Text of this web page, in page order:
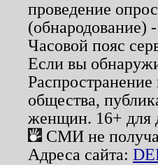
проведение
(обнародование)
Часовой пояс
Если вы
общества,
женщин. 16+ для
СМИ не
Адреса сайта: